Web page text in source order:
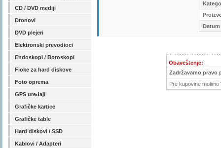
CD / DVD mediji
Dronovi
DVD plejeri
Elektronski prevodioci
Endoskopi / Boroskopi
Fioke za hard diskove
Foto oprema
GPS uređaji
Grafičke kartice
Grafičke table
Hard diskovi / SSD
Kablovi / Adapteri
Obaveštenje:
Zadržavamo pravo
Pre kupovine